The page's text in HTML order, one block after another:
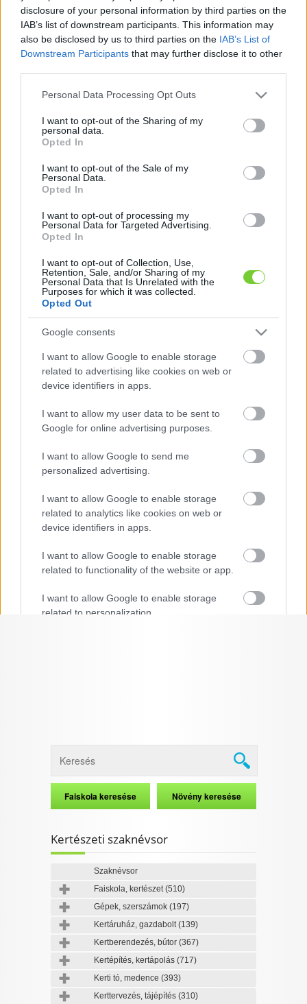
disclosure of your personal information by third parties on the
IAB’s list of downstream participants. This information may
also be disclosed by us to third parties on the IAB’s List of
Downstream Participants that may further disclose it to other
Please note that this website/app uses one or more Google
not limited to your visit or usage behaviour. You may click to
grant or deny consent to Google and its third-party tags to
use your data for below specified purposes in below Google
consent section.
Personal Data Processing Opt Outs
I want to opt-out of the Sharing of my
personal data.
Opted In
I want to opt-out of the Sale of my
Personal Data.
Opted In
I want to opt-out of processing my
Personal Data for Targeted Advertising.
Opted In
I want to opt-out of Collection, Use,
Retention, Sale, and/or Sharing of my
Personal Data that Is Unrelated with the
Purposes for which it was collected.
Opted Out
Google consents
I want to allow Google to enable storage
related to advertising like cookies on web or
device identifiers in apps.
I want to allow my user data to be sent to
Google for online advertising purposes.
I want to allow Google to send me
personalized advertising.
I want to allow Google to enable storage
related to analytics like cookies on web or
device identifiers in apps.
I want to allow Google to enable storage
related to functionality of the website or app.
I want to allow Google to enable storage
related to personalization.
Data Deletion Privacy Policy
Felhasználónév
Jelszó
rám
Elfelejtette jelszavát?
Elfelejtette felhasználónevét?
Regisztráció
Bejelentkezés
faiskola.hu
Kertészeti, kerti termékek és szolgáltatások térképes
szaknévsora
MI A FAISKOLA.HU?
143
14
13
10
16
12
7
8
6
2
3
9
14
4
2
143
14
13
10
16
12
7
6
3
14
2
Kertészeti szaknévsor
Szaknévsor
Faiskola, kertészet(510)
Gépek, szerszámok (197)
Kertáruház, gazdabolt(139)
Kertberendezés, bútor (367)
Kertépítés, kertápolás (717)
Kerti tó, medence (393)
Kerttervezés, tájépítés (310)